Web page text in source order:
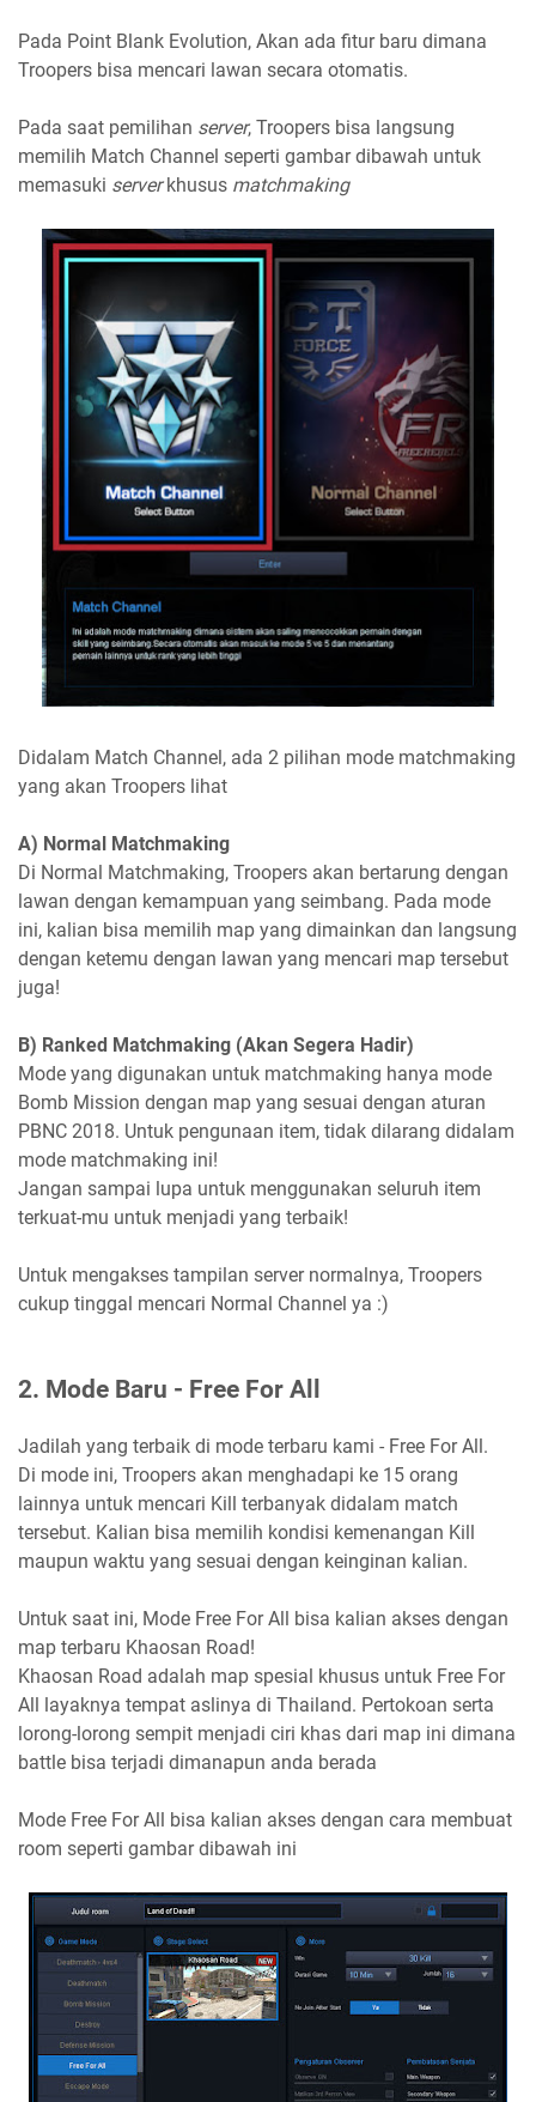
Pada Point Blank Evolution, Akan ada fitur baru dimana
Troopers bisa mencari lawan secara otomatis.
Pada saat pemilihan server, Troopers bisa langsung
memilih Match Channel seperti gambar dibawah untuk
memasuki serverkhusus matchmaking
Didalam Match Channel, ada 2 pilihan mode matchmaking
yang akan Troopers lihat
A) Normal Matchmaking
Di Normal Matchmaking, Troopers akan bertarung dengan
lawan dengan kemampuan yang seimbang. Pada mode
ini, kalian bisa memilih map yang dimainkan dan langsung
dengan ketemu dengan lawan yang mencari map tersebut
juga!
B) Ranked Matchmaking (Akan Segera Hadir)
Mode yang digunakan untuk matchmaking hanya mode
Bomb Mission dengan map yang sesuai dengan aturan
PBNC 2018. Untuk pengunaan item, tidak dilarang didalam
mode matchmaking ini!
Jangan sampai lupa untuk menggunakan seluruh item
terkuat-mu untuk menjadi yang terbaik!
Untuk mengakses tampilan server normalnya, Troopers
cukup tinggal mencari Normal Channel ya :)
2. Mode Baru - Free For All
Jadilah yang terbaik di mode terbaru kami - Free For All.
Di mode ini, Troopers akan menghadapi ke 15 orang
lainnya untuk mencari Kill terbanyak didalam match
tersebut. Kalian bisa memilih kondisi kemenangan Kill
maupun waktu yang sesuai dengan keinginan kalian.
Untuk saat ini, Mode Free For All bisa kalian akses dengan
map terbaru Khaosan Road!
Khaosan Road adalah map spesial khusus untuk Free For
All layaknya tempat aslinya di Thailand. Pertokoan serta
lorong-lorong sempit menjadi ciri khas dari map ini dimana
battle bisa terjadi dimanapun anda berada
Mode Free For All bisa kalian akses dengan cara membuat
room seperti gambar dibawah ini